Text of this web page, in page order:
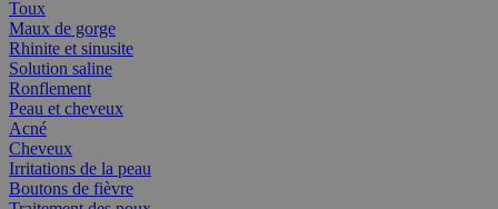
Toux
Maux de gorge
Rhinite et sinusite
Solution saline
Ronflement
Peau et cheveux
Acné
Cheveux
Irritations de la peau
Boutons de fièvre